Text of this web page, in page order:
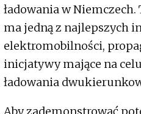
ładowania w
ma jedną z najlepszych
elektromobilności,
inicjatywy mające na
ładowania